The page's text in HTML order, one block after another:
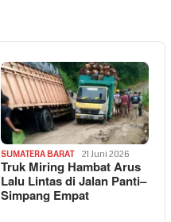
SUMATERA BARAT 21 Juni 2026
Truk Miring Hambat Arus
Lalu Lintas di Jalan Panti–
Simpang Empat